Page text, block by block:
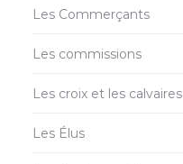
Les Commerçants
Les commissions
Les croix et les calvaires
Les Élus